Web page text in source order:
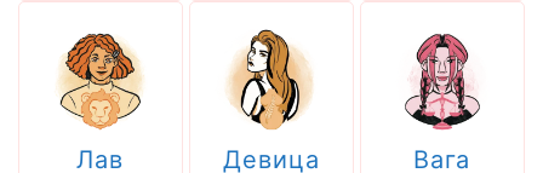
Лав Девица Вага